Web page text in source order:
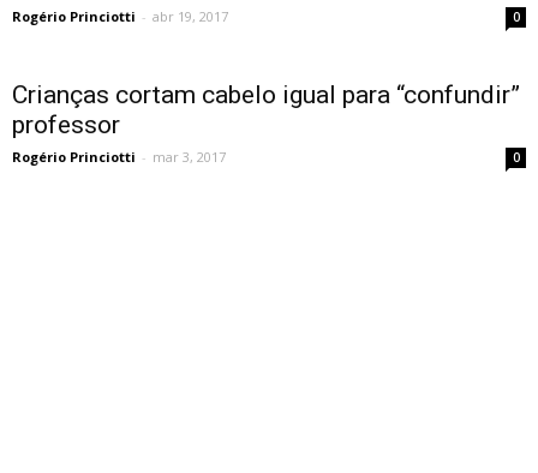
Rogério Princiotti - abr 19, 2017 0
Crianças cortam cabelo igual para “confundir”
professor
Rogério Princiotti - mar 3, 2017 0